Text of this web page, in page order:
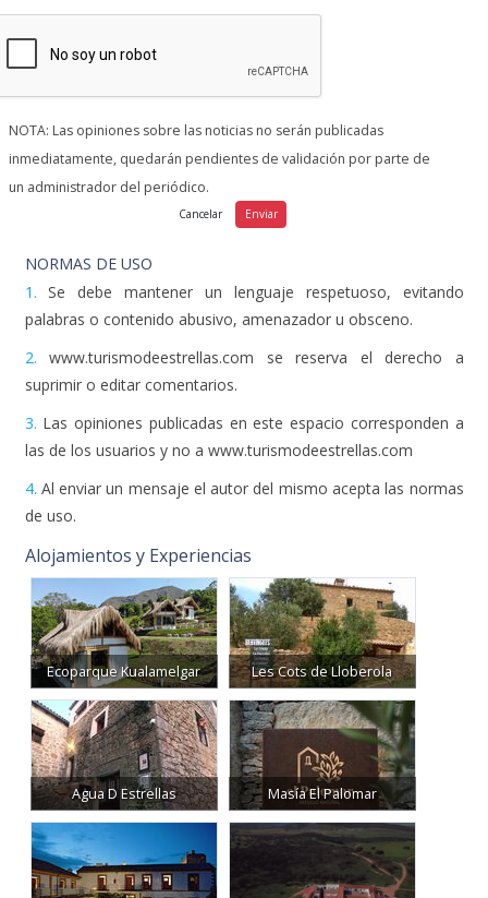
NOTA: Las opiniones sobre las noticias no serán publicadas
inmediatamente, quedarán pendientes de validación por parte de
un administrador del periódico.
NORMAS DE USO
1. Se debe mantener un lenguaje respetuoso, evitando
palabras o contenido abusivo, amenazador u obsceno.
2. www.turismodeestrellas.com se reserva el derecho a
suprimir o editar comentarios.
3. Las opiniones publicadas en este espacio corresponden a
las de los usuarios y no a www.turismodeestrellas.com
4. Al enviar un mensaje el autor del mismo acepta las normas
de uso.
Alojamientos y Experiencias
Ecoparque Kualamelgar Les Cots de Lloberola
Agua D Estrellas Masía El Palomar